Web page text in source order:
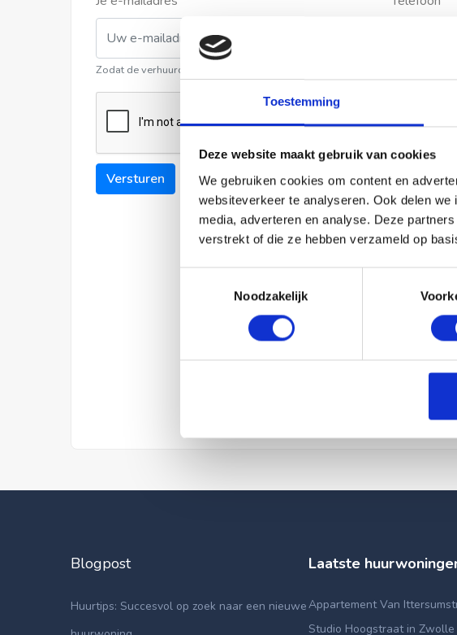
Toestemming
Deze website maakt gebruik van cookies
We gebruiken cookies om content en
websiteverkeer te analyseren. Ook delen
media, adverteren en analyse. Deze
verstrekt of die ze hebben verzameld op
Noodzakelijk
Zodat de verhuurder contact met u kan opnemen
Versturen
Blogpost
Huurtips: Succesvol op zoek naar een nieuwe
Laatste
Appartement Van
Studio Hoogstraat in Zwolle